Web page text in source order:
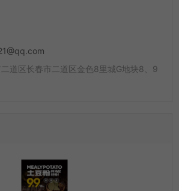
道区长春市二道区金色8里城G地块8、9